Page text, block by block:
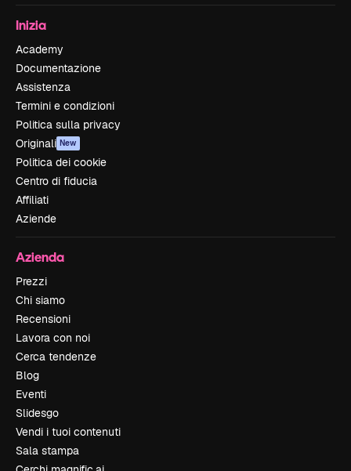
Inizia
Academy
Documentazione
Assistenza
Termini e condizioni
Politica sulla privacy
Originali New
Politica dei cookie
Centro di fiducia
Affiliati
Aziende
Azienda
Prezzi
Chi siamo
Recensioni
Lavora con noi
Cerca tendenze
Blog
Eventi
Slidesgo
Vendi i tuoi contenuti
Sala stampa